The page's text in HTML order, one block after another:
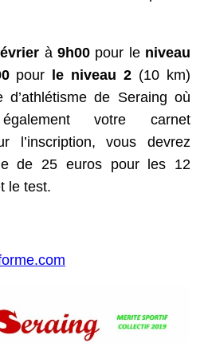
à 9h00pour le niveau
pour le niveau 2 (10 km)
de Seraing où
votre carnet
l’inscription, vous devrez
de 25 euros pour les 12
le test.